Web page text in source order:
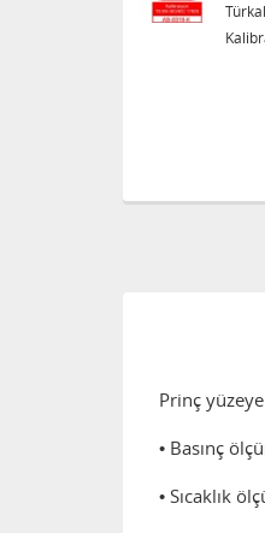
Dedektörü Bakım ve
Prinç
• Basınç
• Sıcaklık